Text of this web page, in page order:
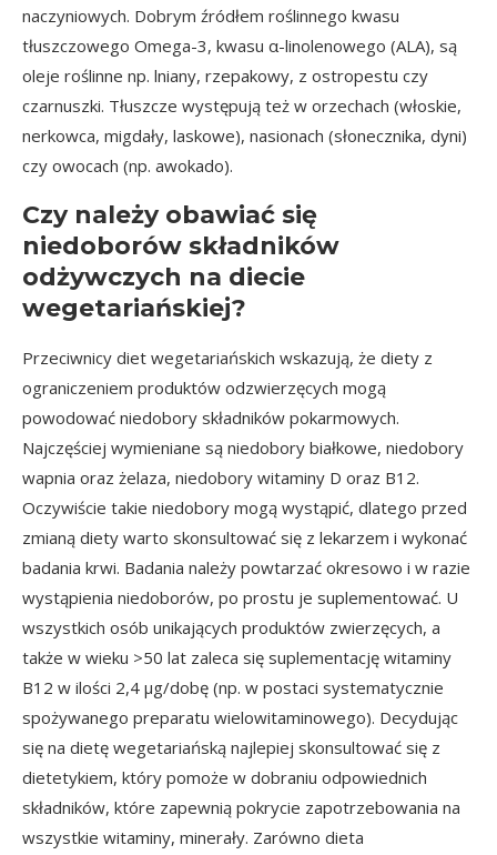
naczyniowych. Dobrym źródłem roślinnego kwasu
tłuszczowego Omega-3, kwasu α-linolenowego (ALA), są
oleje roślinne np. lniany, rzepakowy, z ostropestu czy
czarnuszki. Tłuszcze występują też w orzechach (włoskie,
nerkowca, migdały, laskowe), nasionach (słonecznika, dyni)
czy owocach (np. awokado).
Czy należy obawiać się
niedoborów składników
odżywczych na diecie
wegetariańskiej?
Przeciwnicy diet wegetariańskich wskazują, że diety z
ograniczeniem produktów odzwierzęcych mogą
powodować niedobory składników pokarmowych.
Najczęściej wymieniane są niedobory białkowe, niedobory
wapnia oraz żelaza, niedobory witaminy D oraz B12.
Oczywiście takie niedobory mogą wystąpić, dlatego przed
zmianą diety warto skonsultować się z lekarzem i wykonać
badania krwi. Badania należy powtarzać okresowo i w razie
wystąpienia niedoborów, po prostu je suplementować. U
wszystkich osób unikających produktów zwierzęcych, a
także w wieku >50 lat zaleca się suplementację witaminy
B12 w ilości 2,4 µg/dobę (np. w postaci systematycznie
spożywanego preparatu wielowitaminowego). Decydując
się na dietę wegetariańską najlepiej skonsultować się z
dietetykiem, który pomoże w dobraniu odpowiednich
składników, które zapewnią pokrycie zapotrzebowania na
wszystkie witaminy, minerały. Zarówno dieta